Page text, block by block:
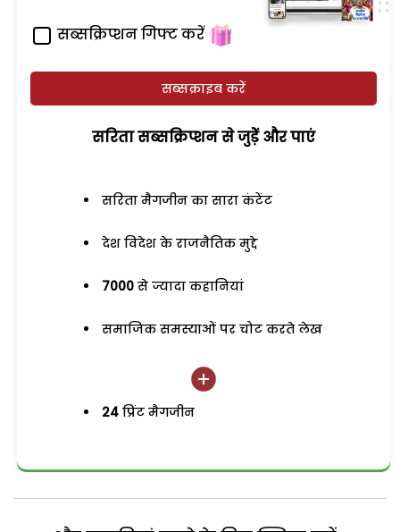
सब्सक्रिप्शन गिफ्ट करें
सब्सक्राइब करें
सरिता सब्सक्रिप्शन से जुड़ेें और पाएं
सरिता मैगजीन का सारा कंटेंट
देश विदेश के राजनैतिक मुद्दे
7000 से ज्यादा कहानियां
समाजिक समस्याओं पर चोट करते लेख
24 प्रिंट मैगजीन